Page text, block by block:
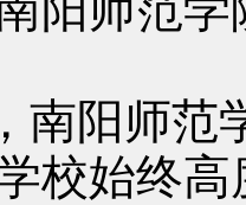
南阳师范
校始终